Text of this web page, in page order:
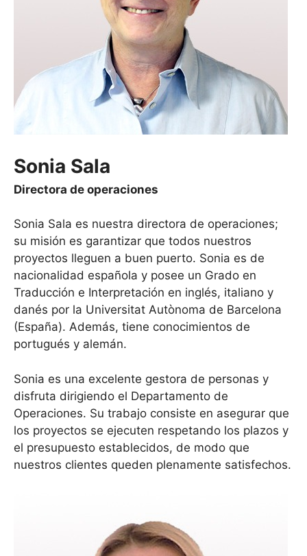
Sonia Sala
Directora de operaciones
Sonia Sala es nuestra directora de operaciones;
su misión es garantizar que todos nuestros
proyectos lleguen a buen puerto. Sonia es de
nacionalidad española y posee un Grado en
Traducción e Interpretación en inglés, italiano y
danés por la Universitat Autònoma de Barcelona
(España). Además, tiene conocimientos de
portugués y alemán.
Sonia es una excelente gestora de personas y
disfruta dirigiendo el Departamento de
Operaciones. Su trabajo consiste en asegurar que
los proyectos se ejecuten respetando los plazos y
el presupuesto establecidos, de modo que
nuestros clientes queden plenamente satisfechos.